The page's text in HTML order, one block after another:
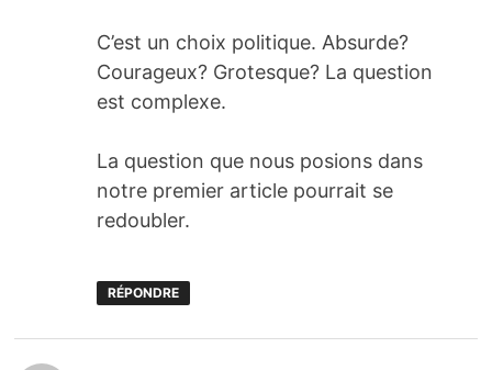
C’est un choix politique. Absurde?
Courageux? Grotesque? La question
est complexe.
La question que nous posions dans
notre premier article pourrait se
redoubler.
RÉPONDRE